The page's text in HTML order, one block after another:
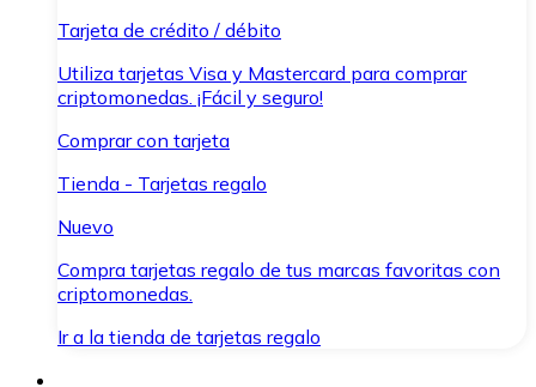
Tarjeta de crédito / débito
Utiliza tarjetas Visa y Mastercard para comprar
criptomonedas. ¡Fácil y seguro!
Comprar con tarjeta
Tienda - Tarjetas regalo
Nuevo
Compra tarjetas regalo de tus marcas favoritas con
criptomonedas.
Ir a la tienda de tarjetas regalo